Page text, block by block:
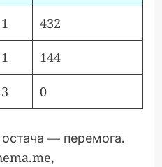
1 432
1 144
3 0
остача — перемога.